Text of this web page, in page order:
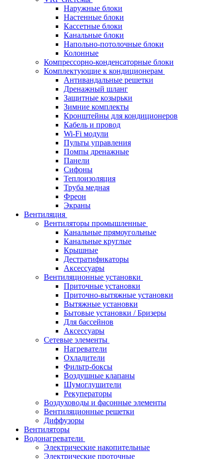
Наружные блоки
Настенные блоки
Кассетные блоки
Канальные блоки
Напольно-потолочные блоки
Колонные
Компрессорно-конденсаторные блоки
Комплектующие к кондиционерам
Антивандальные решетки
Дренажный шланг
Защитные козырьки
Зимние комплекты
Кронштейны для кондиционеров
Кабель и провод
Wi-Fi модули
Пульты управления
Помпы дренажные
Панели
Сифоны
Теплоизоляция
Труба медная
Фреон
Экраны
Вентиляция
Вентиляторы промышленные
Канальные прямоугольные
Канальные круглые
Крышные
Дестратификаторы
Аксессуары
Вентиляционные установки
Приточные установки
Приточно-вытяжные установки
Вытяжные установки
Бытовые установки / Бризеры
Для бассейнов
Аксессуары
Сетевые элементы
Нагреватели
Охладители
Фильтр-боксы
Воздушные клапаны
Шумоглушители
Рекуператоры
Воздуховоды и фасонные элементы
Вентиляционные решетки
Диффузоры
Вентиляторы
Водонагреватели
Электрические накопительные
Электрические проточные